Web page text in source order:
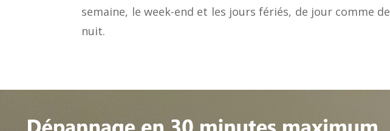
semaine, le week-end et les jours fériés, de jour comme de
nuit.